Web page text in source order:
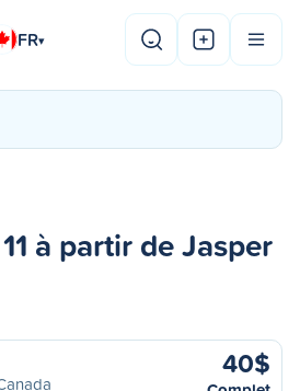
FR▾
à partir de Jasper
40$